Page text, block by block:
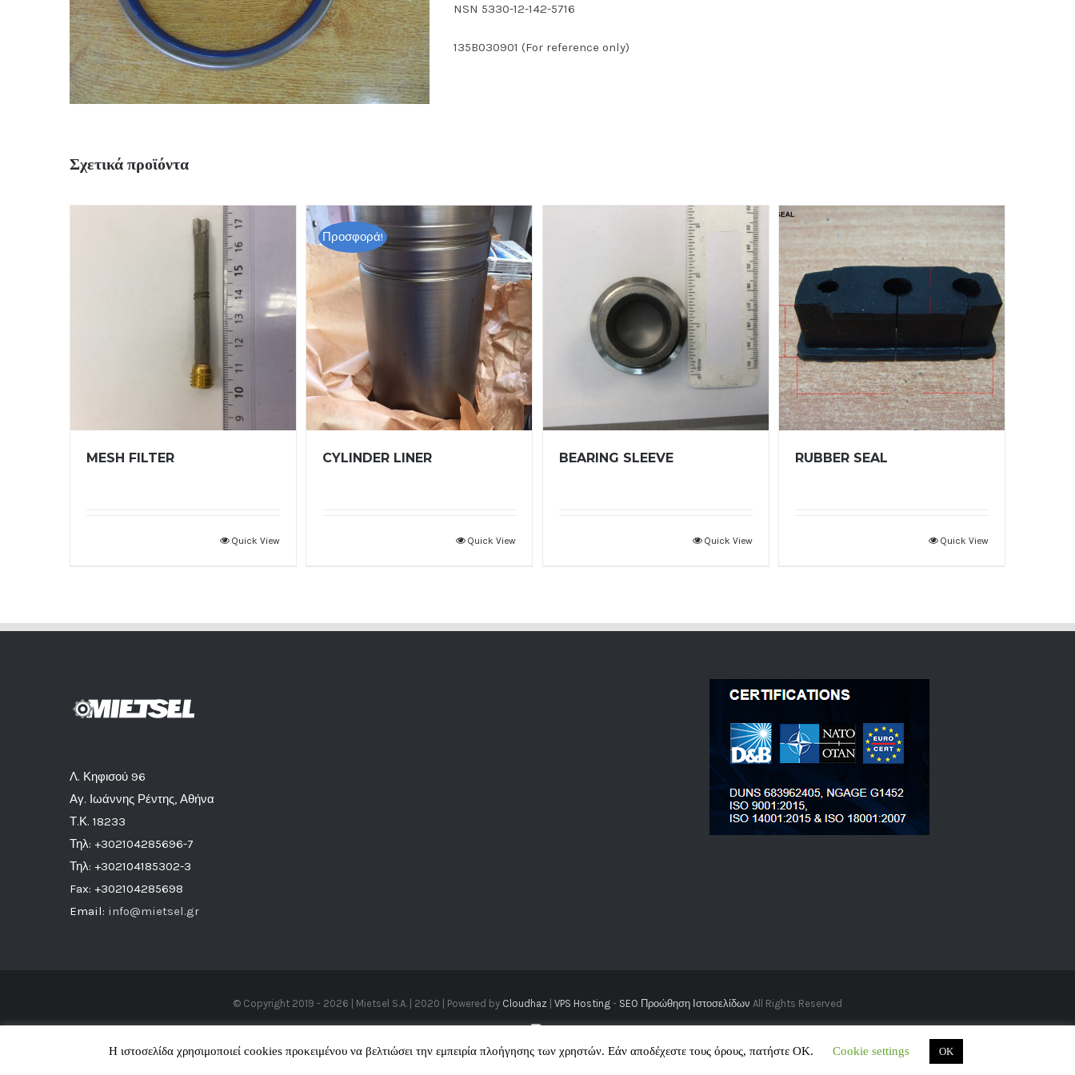
NSN 5330-12-142-5716
135B030901 (For reference only)
Σχετικά προϊόντα
MESH FILTER
Quick View
Προσφορά!
CYLINDER LINER
Quick View
BEARING SLEEVE
Quick View
RUBBER SEAL
Quick View
Λ. Κηφισού 96
Αγ. Ιωάννης Ρέντης, Αθήνα
Τ.Κ. 18233
Τηλ: +302104285696-7
Τηλ: +302104185302-3
Fax: +302104285698
Email: info@mietsel.gr
© Copyright 2019 - 2026 | Mietsel S.A. | 2020 | Powered by Cloudhaz VPS Hosting - SEO Προώθηση Ιστοσελίδων All Rights Reserved
Η ιστοσελίδα χρησιμοποιεί cookies προκειμένου να βελτιώσει την εμπειρία πλοήγησης των χρηστών. Εάν αποδέχεστε τους όρους, πατήστε ΟΚ. Cookie settings OK